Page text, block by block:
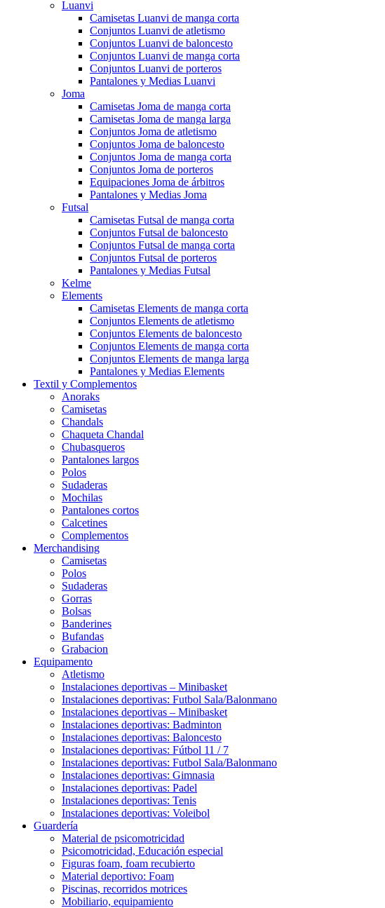
Luanvi
Camisetas Luanvi de manga corta
Conjuntos Luanvi de atletismo
Conjuntos Luanvi de baloncesto
Conjuntos Luanvi de manga corta
Conjuntos Luanvi de porteros
Pantalones y Medias Luanvi
Joma
Camisetas Joma de manga corta
Camisetas Joma de manga larga
Conjuntos Joma de atletismo
Conjuntos Joma de baloncesto
Conjuntos Joma de manga corta
Conjuntos Joma de porteros
Equipaciones Joma de árbitros
Pantalones y Medias Joma
Futsal
Camisetas Futsal de manga corta
Conjuntos Futsal de baloncesto
Conjuntos Futsal de manga corta
Conjuntos Futsal de porteros
Pantalones y Medias Futsal
Kelme
Elements
Camisetas Elements de manga corta
Conjuntos Elements de atletismo
Conjuntos Elements de baloncesto
Conjuntos Elements de manga corta
Conjuntos Elements de manga larga
Pantalones y Medias Elements
Textil y Complementos
Anoraks
Camisetas
Chandals
Chaqueta Chandal
Chubasqueros
Pantalones largos
Polos
Sudaderas
Mochilas
Pantalones cortos
Calcetines
Complementos
Merchandising
Camisetas
Polos
Sudaderas
Gorras
Bolsas
Banderines
Bufandas
Grabacion
Equipamento
Atletismo
Instalaciones deportivas – Minibasket
Instalaciones deportivas: Futbol Sala/Balonmano
Instalaciones deportivas – Minibasket
Instalaciones deportivas: Badminton
Instalaciones deportivas: Baloncesto
Instalaciones deportivas: Fútbol 11 / 7
Instalaciones deportivas: Futbol Sala/Balonmano
Instalaciones deportivas: Gimnasia
Instalaciones deportivas: Padel
Instalaciones deportivas: Tenis
Instalaciones deportivas: Voleibol
Guardería
Material de psicomotricidad
Psicomotricidad, Educación especial
Figuras foam, foam recubierto
Material deportivo: Foam
Piscinas, recorridos motrices
Mobiliario, equipamiento